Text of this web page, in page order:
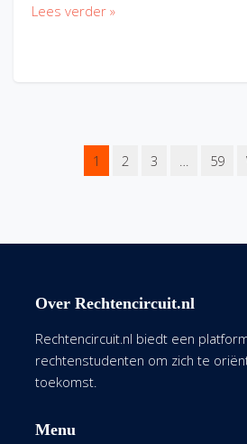
Lees verder »
1 2 3 … 59
Over Rechtencircuit.nl
Rechtencircuit.nl biedt een
rechtenstudenten om zich te
toekomst.
Menu